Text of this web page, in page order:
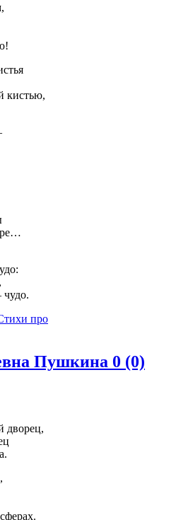
кистью,
чудо.
про
Пушкина 0 (0)
дворец,